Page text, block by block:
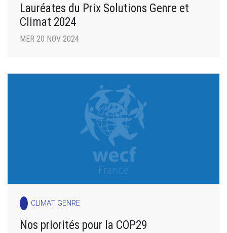
Lauréates du Prix Solutions Genre et
Climat 2024
MER 20 NOV 2024
CLIMAT GENRE
Nos priorités pour la COP29